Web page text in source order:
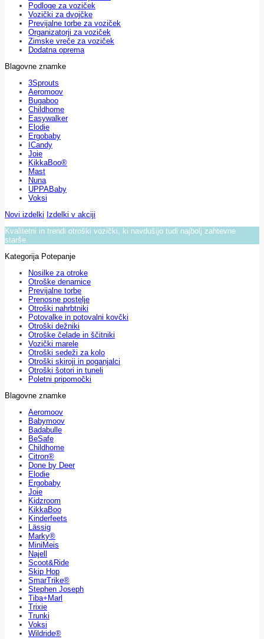
Podloge za voziček
Vozički za dvojčke
Previjalne torbe za voziček
Organizatorji za voziček
Zimske vreče za voziček
Dodatna oprema
Blagovne znamke
3Sprouts
Aeromoov
Bugaboo
Childhome
Easywalker
Elodie
Ergobaby
ICandy
Joie
KikkaBoo®
Mast
Nuna
UPPABaby
Voksi
Novi izdelki Izdelki v akciji
Kvalitetni in trendi otroški vozički, ki navdušijo tudi najbolj zahtevne
starše.
Kategorija Potepanje
Nosilke za otroke
Otroške denarnice
Previjalne torbe
Prenosne postelje
Otroški nahrbtniki
Potovalke in potovalni kovčki
Otroški dežniki
Otroške čelade in ščitniki
Vozički marele
Otroški sedeži za kolo
Otroški skiroji in poganjalci
Otroški šotori in tuneli
Poletni pripomočki
Blagovne znamke
Aeromoov
Babymoov
Badabulle
BeSafe
Childhome
Citron®
Done by Deer
Elodie
Ergobaby
Joie
Kidzroom
KikkaBoo
Kinderfeets
Lässig
Marky®
MiniMeis
Najell
Scoot&Ride
Skip Hop
SmarTrike®
Stephen Joseph
Tiba+Marl
Trixie
Trunki
Voksi
Wildride®